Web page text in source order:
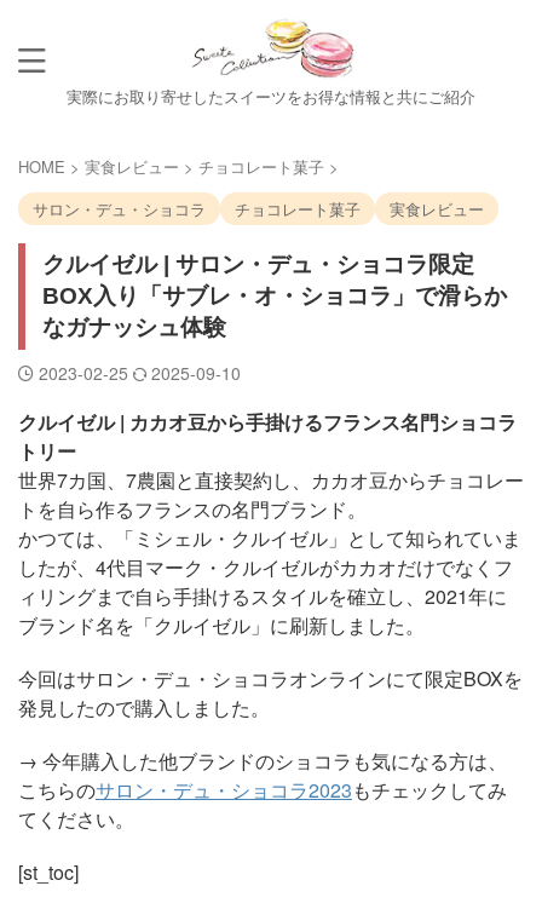
実際にお取り寄せしたスイーツをお得な情報と共にご紹介
HOME > 実食レビュー > チョコレート菓子 >
サロン・デュ・ショコラ
チョコレート菓子 実食レビュー
クルイゼル | サロン・デュ・ショコラ限定
BOX入り「サブレ・オ・ショコラ」で滑らか
なガナッシュ体験
2023-02-25 2025-09-10
クルイゼル | カカオ豆から手掛けるフランス名門ショコラ
トリー
世界7カ国、7農園と直接契約し、カカオ豆からチョコレー
トを自ら作るフランスの名門ブランド。
かつては、「ミシェル・クルイゼル」として知られていま
したが、4代目マーク・クルイゼルがカカオだけでなくフ
ィリングまで自ら手掛けるスタイルを確立し、2021年に
ブランド名を「クルイゼル」に刷新しました。
今回はサロン・デュ・ショコラオンラインにて限定BOXを
発見したので購入しました。
→ 今年購入した他ブランドのショコラも気になる方は、
こちらのサロン・デュ・ショコラ2023もチェックしてみ
てください。
[st_toc]